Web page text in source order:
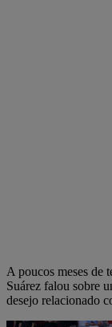
A poucos meses de
Suárez falou sobre
desejo relacionado